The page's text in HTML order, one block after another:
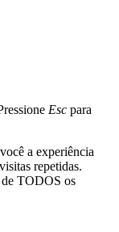
Esc para
a experiência
repetidas.
TODOS os